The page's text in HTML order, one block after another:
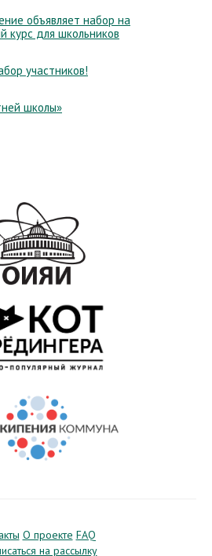
объявляет набор на
курс для школьников
участников!
школы»
О проекте FAQ
на рассылку